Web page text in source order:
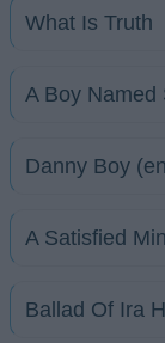
What Is Truth
A Boy Named
Danny Boy
A Satisfied
Ballad Of Ira